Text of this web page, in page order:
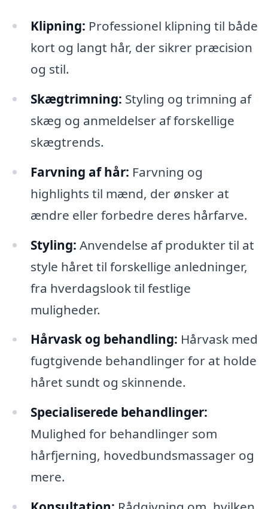
Klipning: Professionel klipning til både
kort og langt hår, der sikrer præcision
og stil.
Skægtrimning: Styling og trimning af
skæg og anmeldelser af forskellige
skægtrends.
Farvning af hår: Farvning og
highlights til mænd, der ønsker at
ændre eller forbedre deres hårfarve.
Styling: Anvendelse af produkter til at
style håret til forskellige anledninger,
fra hverdagslook til festlige
muligheder.
Hårvask og behandling: Hårvask med
fugtgivende behandlinger for at holde
håret sundt og skinnende.
Specialiserede behandlinger:
Mulighed for behandlinger som
hårfjerning, hovedbundsmassager og
mere.